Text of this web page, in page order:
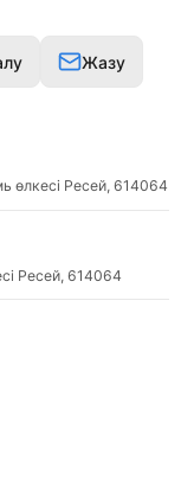
Жазу
өлкесі Ресей, 614064
Ресей, 614064